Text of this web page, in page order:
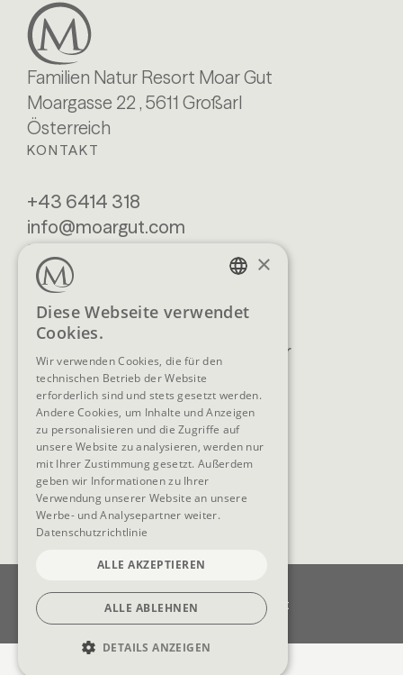
Familien Natur Resort Moar Gut
Moargasse 22 , 5611 Großarl
Österreich
KONTAKT
+43 6414 318
info@moargut.com
SERVICES
Lage & Anreise
Blog
FAQ
Buchen
Anfragen
Newsletter
AGB
SOCIAL MEDIA
Impressum
Datenschutz
Datenschutzeinstellungen
Barrierefreiheit
Cookie-Einstellungen
×
Diese Webseite verwendet
Cookies.
Wir verwenden Cookies, die für den
technischen Betrieb der Website
erforderlich sind und stets gesetzt werden.
Andere Cookies, um Inhalte und Anzeigen
zu personalisieren und die Zugriffe auf
unsere Website zu analysieren, werden nur
mit Ihrer Zustimmung gesetzt. Außerdem
geben wir Informationen zu Ihrer
Verwendung unserer Website an unsere
Werbe- und Analysepartner weiter.
Datenschutzrichtlinie
ALLE AKZEPTIEREN
ALLE ABLEHNEN
DETAILS ANZEIGEN